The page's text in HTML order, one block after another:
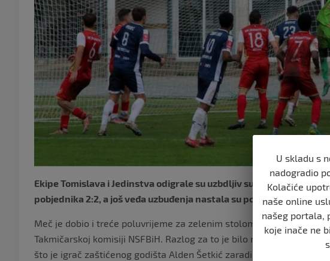
Ekipe Tomislava i Jedinstva odigrale su uzbdljiv susret u 10. kolu
pobjednika 2:2, a još veđa uzbuđenja nastala su poslije susreta.
Meč je dobio i treće poluvrijeme za zelenim stolom, pošto je ekipa
Takmičarskoj komisiji NSFBiH. Razlog za to je bilo neizvršavanje
što je igrač zaštićenog godišta Alden Šetkić zaradio crveni karton.
U skladu s
nadogradio
Kolačiće
naše online
našeg portala,
koje inače ne